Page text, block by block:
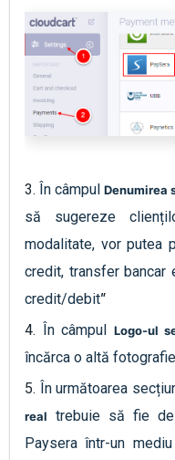
3. În câmpul Denumirea
să sugereze
modalitate, vor putea
credit, transfer bancar
credit/debit"
4. În câmpul Logo-ul
încărca o altă
5. În următoarea
real
trebuie să fie
Paysera într-un